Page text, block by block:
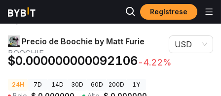
Regístrese
Precios de
Precio de Boochie by Matt Furie
Precio de Boochie by Matt Furie
BOOCHIE
$0.000000000092106-4.22%
USD
24H 7D 14D 30D 60D 200D 1Y